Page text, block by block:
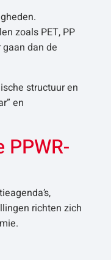
zoals PET, PP
dan de
structuur en
en
richten zich